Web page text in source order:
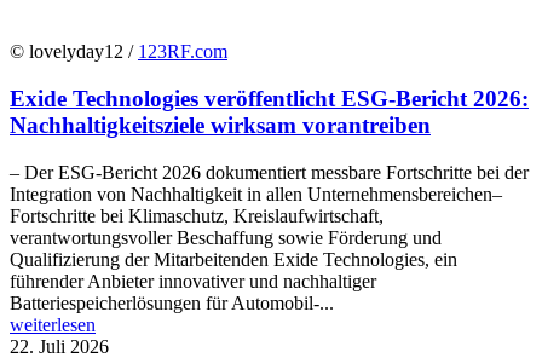
© lovelyday12 / 123RF.com
Exide Technologies veröffentlicht ESG-Bericht 2026:
Nachhaltigkeitsziele wirksam vorantreiben
– Der ESG-Bericht 2026 dokumentiert messbare Fortschritte bei der
Integration von Nachhaltigkeit in allen Unternehmensbereichen–
Fortschritte bei Klimaschutz, Kreislaufwirtschaft,
verantwortungsvoller Beschaffung sowie Förderung und
Qualifizierung der Mitarbeitenden Exide Technologies, ein
führender Anbieter innovativer und nachhaltiger
Batteriespeicherlösungen für Automobil-...
weiterlesen
22. Juli 2026